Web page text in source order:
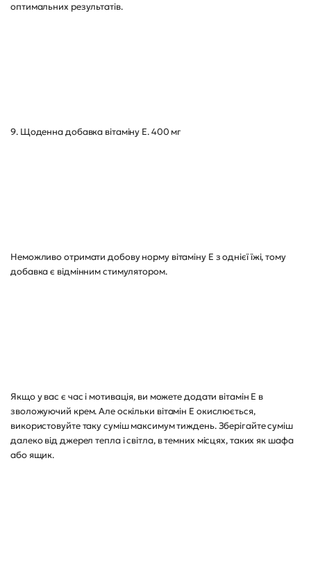
оптимальних результатів.
9. Щоденна добавка вітаміну Е. 400 мг
Неможливо отримати добову норму вітаміну Е з однієї їжі, тому
добавка є відмінним стимулятором.
Якщо у вас є час і мотивація, ви можете додати вітамін Е в
зволожуючий крем. Але оскільки вітамін Е окислюється,
використовуйте таку суміш максимум тиждень. Зберігайте суміш
далеко від джерел тепла і світла, в темних місцях, таких як шафа
або ящик.